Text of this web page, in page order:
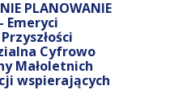
PLANOWANIE
Emeryci
Cyfrowo
Małoletnich
wspierających